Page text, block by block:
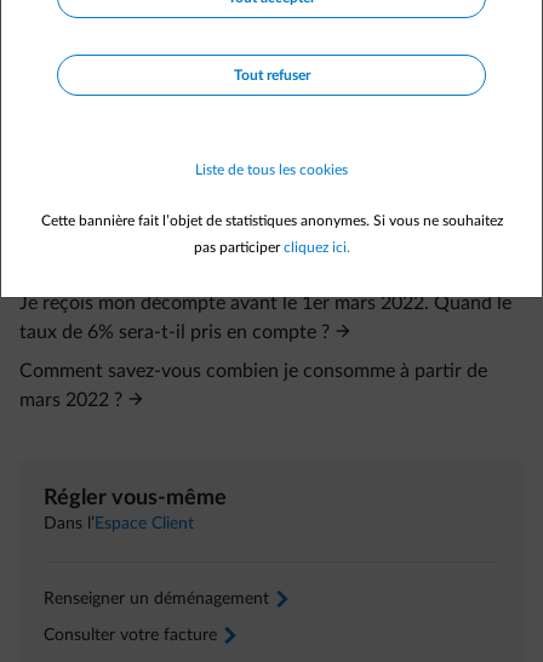
d’acompte ?
J’ai un contrat fixe, est-ce que je peux bénéficier de la
Je bénéficie du tarif social. Est-ce que j’ai également droit à
J’ai reçu une offre de prix de la part d’ENGIE. Quel est le
Je reçois mon décompte avant le 1er mars 2022. Quand le
taux de 6% sera-t-il pris en compte ?
Comment savez-vous combien je consomme à partir de
mars 2022 ?
Régler vous-même
Dans l’ Espace Client
Renseigner un déménagement arrow-right
Consulter votre facture arrow-right
Tout refuser
Liste de tous les cookies
Cette bannière fait l’objet de statistiques anonymes. Si vous ne souhaitez
pas participercliquez ici.